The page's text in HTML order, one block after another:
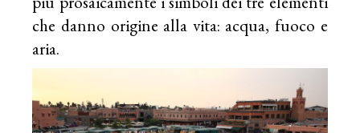
che danno origine alla vita: acqua, fuoco e
aria.